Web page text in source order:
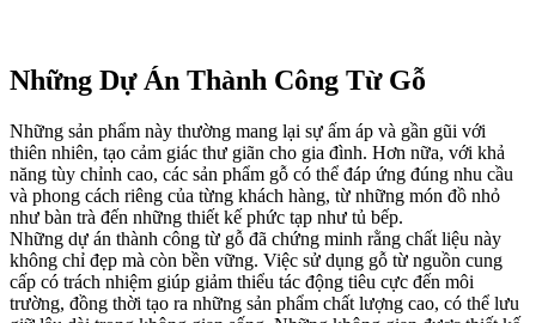
Những Dự Án Thành Công Từ Gỗ
Những sản phẩm này thường mang lại sự ấm áp và gần gũi với
thiên nhiên, tạo cảm giác thư giãn cho gia đình. Hơn nữa, với khả
năng tùy chỉnh cao, các sản phẩm gỗ có thể đáp ứng đúng nhu cầu
và phong cách riêng của từng khách hàng, từ những món đồ nhỏ
như bàn trà đến những thiết kế phức tạp như tủ bếp.
Những dự án thành công từ gỗ đã chứng minh rằng chất liệu này
không chỉ đẹp mà còn bền vững. Việc sử dụng gỗ từ nguồn cung
cấp có trách nhiệm giúp giảm thiểu tác động tiêu cực đến môi
trường, đồng thời tạo ra những sản phẩm chất lượng cao, có thể lưu